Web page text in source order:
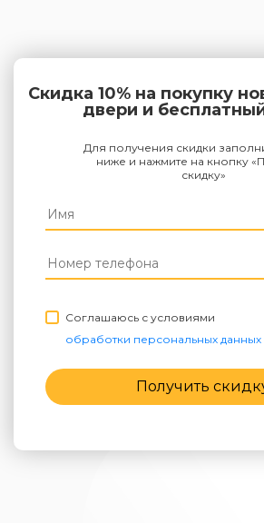
Скидка 10% на покупку
двери и
Для получения скидки
ниже и нажмите на кнопку
скидку»
Соглашаюсь с условиями
обработки персональных данных
Получить